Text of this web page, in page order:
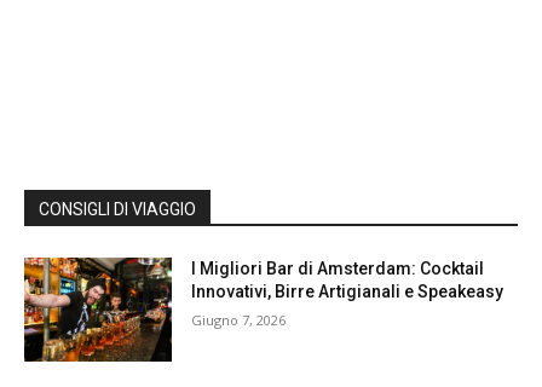
CONSIGLI DI VIAGGIO
I Migliori Bar di Amsterdam: Cocktail
Innovativi, Birre Artigianali e Speakeasy
Giugno 7, 2026